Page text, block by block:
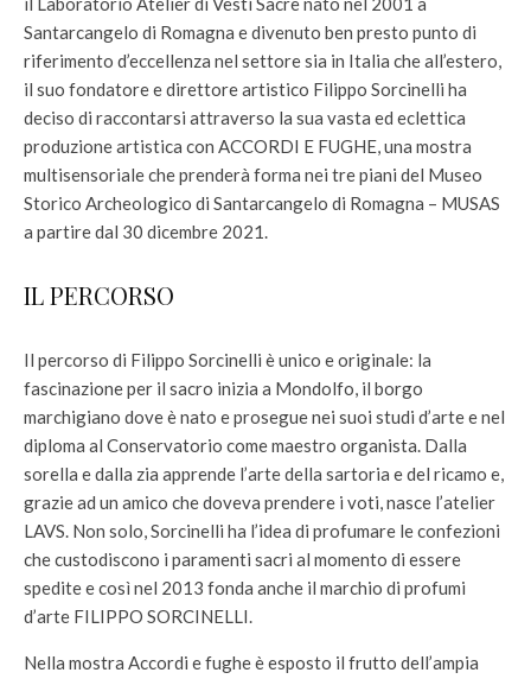
Santarcangelo di Romagna e divenuto ben presto punto di
riferimento d’eccellenza nel settore sia in Italia che all’estero,
il suo fondatore e direttore artistico Filippo Sorcinelli ha
deciso di raccontarsi attraverso la sua vasta ed eclettica
produzione artistica con ACCORDI E FUGHE, una mostra
multisensoriale che prenderà forma nei tre piani del Museo
Storico Archeologico di Santarcangelo di Romagna – MUSAS
a partire dal 30 dicembre 2021.
IL PERCORSO
Il percorso di Filippo Sorcinelli è unico e originale: la
fascinazione per il sacro inizia a Mondolfo, il borgo
marchigiano dove è nato e prosegue nei suoi studi d’arte e nel
diploma al Conservatorio come maestro organista. Dalla
sorella e dalla zia apprende l’arte della sartoria e del ricamo e,
grazie ad un amico che doveva prendere i voti, nasce l’atelier
LAVS. Non solo, Sorcinelli ha l’idea di profumare le confezioni
che custodiscono i paramenti sacri al momento di essere
spedite e così nel 2013 fonda anche il marchio di profumi
d’arte FILIPPO SORCINELLI.
Nella mostra Accordi e fughe è esposto il frutto dell’ampia